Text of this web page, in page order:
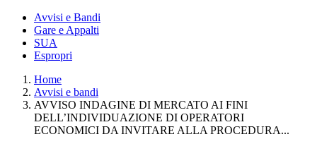
Avvisi e Bandi
Gare e Appalti
SUA
Espropri
Home
Avvisi e bandi
AVVISO INDAGINE DI MERCATO AI FINI
DELL’INDIVIDUAZIONE DI OPERATORI
ECONOMICI DA INVITARE ALLA PROCEDURA...